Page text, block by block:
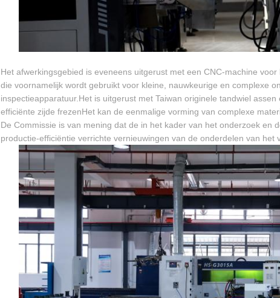
Het afwerkingsgebied is eveneens uitgerust met een CNC-machine
die voornamelijk wordt gebruikt voor kleine, nauwkeurige en complexe
inspectieapparatuur.Het is uitgerust met Taiwan originele tandwiel
efficiënte zijde frezenHet kan de eenmalige vorming van complexe
De Commissie is van mening dat de in het kader van het onderzoek en
productie-efficiëntie verrichte vernieuwingen van de onderdelen van het